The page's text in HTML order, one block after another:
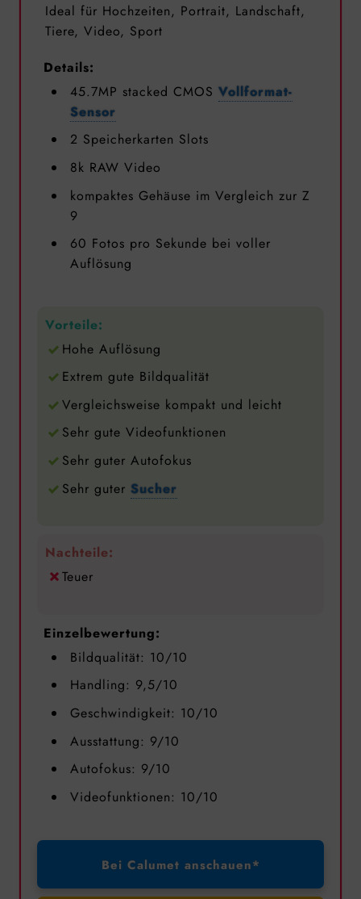
Ideal für Hochzeiten, Portrait, Landschaft,
Tiere, Video, Sport
Details:
45.7MP stacked CMOS Vollformat-
Sensor
2 Speicherkarten Slots
8k RAW Video
kompaktes Gehäuse im Vergleich zur Z
9
60 Fotos pro Sekunde bei voller
Auflösung
Vorteile:
Hohe Auflösung
Extrem gute Bildqualität
Vergleichsweise kompakt und leicht
Sehr gute Videofunktionen
Sehr guter Autofokus
Sehr guter Sucher
Nachteile:
Teuer
Einzelbewertung:
Bildqualität: 10/10
Handling: 9,5/10
Geschwindigkeit: 10/10
Ausstattung: 9/10
Autofokus: 9/10
Videofunktionen: 10/10
Bei Calumet anschauen*